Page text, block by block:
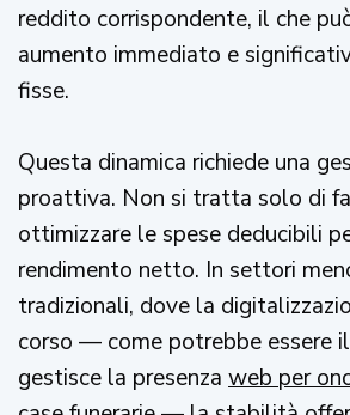
reddito corrispondente, il che
aumento immediato e
fisse.
Questa dinamica richiede una
proattiva. Non si tratta solo di
ottimizzare le spese deducibili
rendimento netto. In settori
tradizionali, dove la
corso — come potrebbe essere
gestisce la presenza web per